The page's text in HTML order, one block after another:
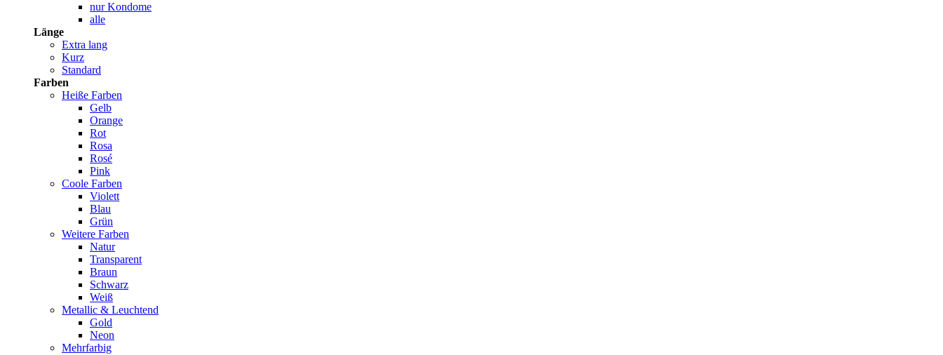
nur Kondome
alle
Länge
Extra lang
Kurz
Standard
Farben
Heiße Farben
Gelb
Orange
Rot
Rosa
Rosé
Pink
Coole Farben
Violett
Blau
Grün
Weitere Farben
Natur
Transparent
Braun
Schwarz
Weiß
Metallic & Leuchtend
Gold
Neon
Mehrfarbig